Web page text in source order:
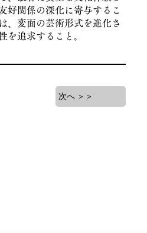
次へ ＞＞
好関係の深化に寄与するこ
、変面の芸術形式を進化さ
を追求すること。